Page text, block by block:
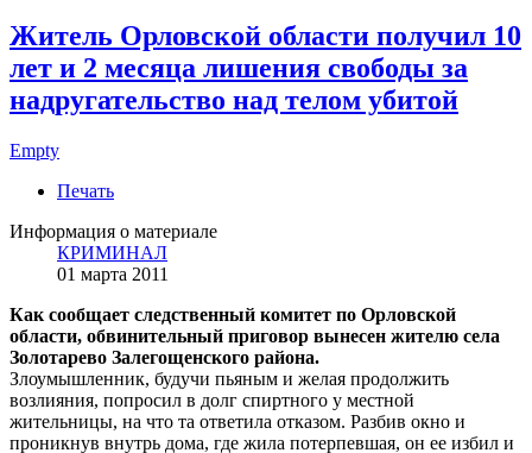
Житель Орловской области получил 10
лет и 2 месяца лишения свободы за
надругательство над телом убитой
Empty
Печать
Информация о материале
КРИМИНАЛ
01 марта 2011
Как сообщает следственный комитет по Орловской
области, обвинительный приговор вынесен жителю села
Золотарево Залегощенского района.
Злоумышленник, будучи пьяным и желая продолжить
возлияния, попросил в долг спиртного у местной
жительницы, на что та ответила отказом. Разбив окно и
проникнув внутрь дома, где жила потерпевшая, он ее избил и